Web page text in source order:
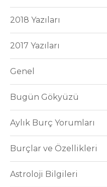
2018 Yazıları
2017 Yazıları
Genel
Bugün Gökyüzü
Aylık Burç Yorumları
Burçlar ve Özellikleri
Astroloji Bilgileri